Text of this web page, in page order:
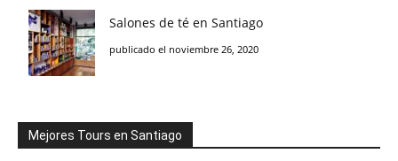
Salones de té en Santiago
publicado el noviembre 26, 2020
Mejores Tours en Santiago